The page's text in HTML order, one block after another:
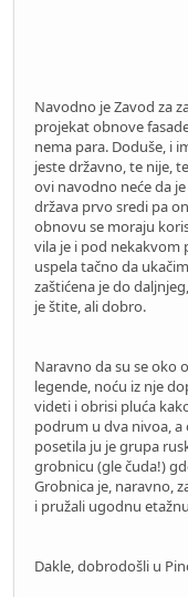
Navodno je Zavod za
projekat obnove
nema para. Doduše, i
jeste državno, te nije,
ovi navodno neće da
država prvo sredi pa
obnovu se moraju
vila je i pod nekakvom
uspela tačno da
zaštićena je do
je štite, ali dobro.
Naravno da su se oko
legende, noću iz nje
videti i obrisi pluća
podrum u dva nivoa,
posetila ju je grupa
grobnicu (gle čuda!)
Grobnica je, naravno,
i pružali ugodnu
Dakle, dobrodošli u